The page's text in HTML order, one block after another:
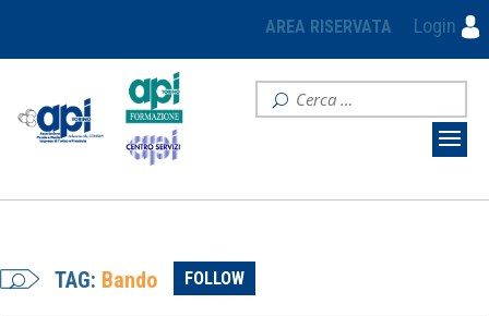
AREA RISERVATA Login
TAG: Bando FOLLOW